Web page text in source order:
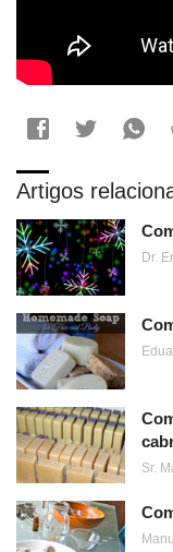
Artigos
Dr.
Sr.